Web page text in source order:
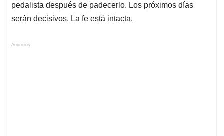
pedalista después de padecerlo. Los próximos días
serán decisivos. La fe está intacta.
Anuncios.